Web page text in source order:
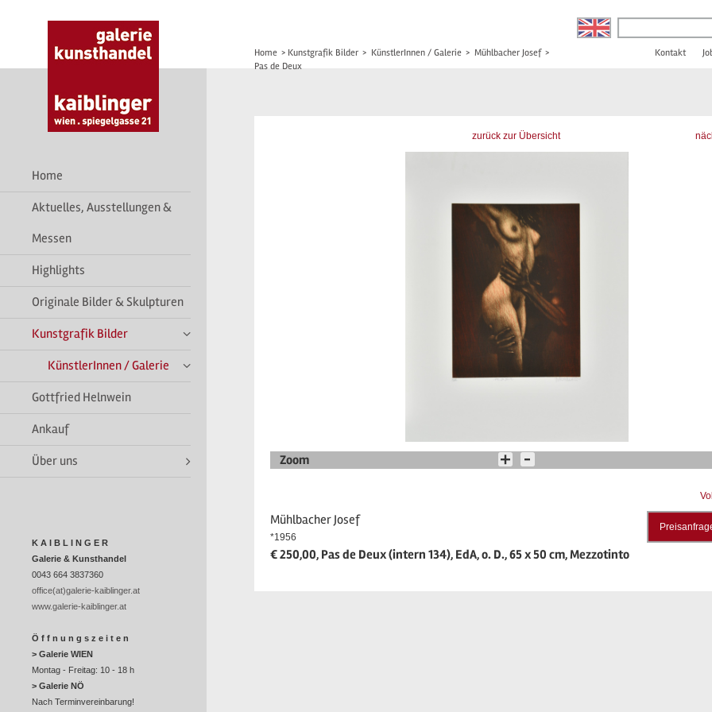
Home
Aktuelles, Ausstellungen &
Messen
Highlights
Originale Bilder & Skulpturen
Kunstgrafik Bilder
KünstlerInnen / Galerie
Gottfried Helnwein
Ankauf
Über uns
K A I B L I N G E R
Galerie & Kunsthandel
0043 664 3837360
office(at)galerie-kaiblinger.at
www.galerie-kaiblinger.at
Ö f f n u n g s z e i t e n
> Galerie WIEN
Montag - Freitag: 10 - 18 h
> Galerie NÖ
Nach Terminvereinbarung!
Home > Kunstgrafik Bilder > KünstlerInnen / Galerie > Mühlbacher Josef >
Pas de Deux
Kontakt
zurück zur Übersicht
Zoom
Mühlbacher Josef
*1956
€ 250,00, Pas de Deux (intern 134), EdA, o. D., 65 x 50 cm, Mezzotinto